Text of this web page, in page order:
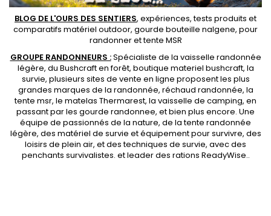
BLOG DE L'OURS DES SENTIERS, expériences, tests produits et
comparatifs matériel outdoor, gourde bouteille nalgene, pour
randonner ettente MSR
GROUPE RANDONNEURS :Spécialiste de la vaisselle randonnée
légère, du Bushcraft en forêt, boutique materiel bushcraft, la
survie, plusieurs sites de vente en ligne proposent les plus
grandes marques de la randonnée, réchaud randonnée, la
tente msr, le matelas Thermarest, la vaisselle de camping, en
passant par les gourde randonnee, et bien plus encore. Une
équipe de passionnés de la nature, de latente randonnée
légère, des matériel de survie et équipement pour survivre, des
loisirs de plein air, et des techniques de survie, avec des
penchants survivalistes. et leader des rations ReadyWise..